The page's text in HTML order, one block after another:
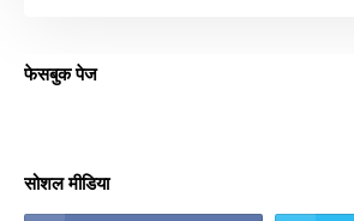
फेसबुक पेज
सोशल मीडिया